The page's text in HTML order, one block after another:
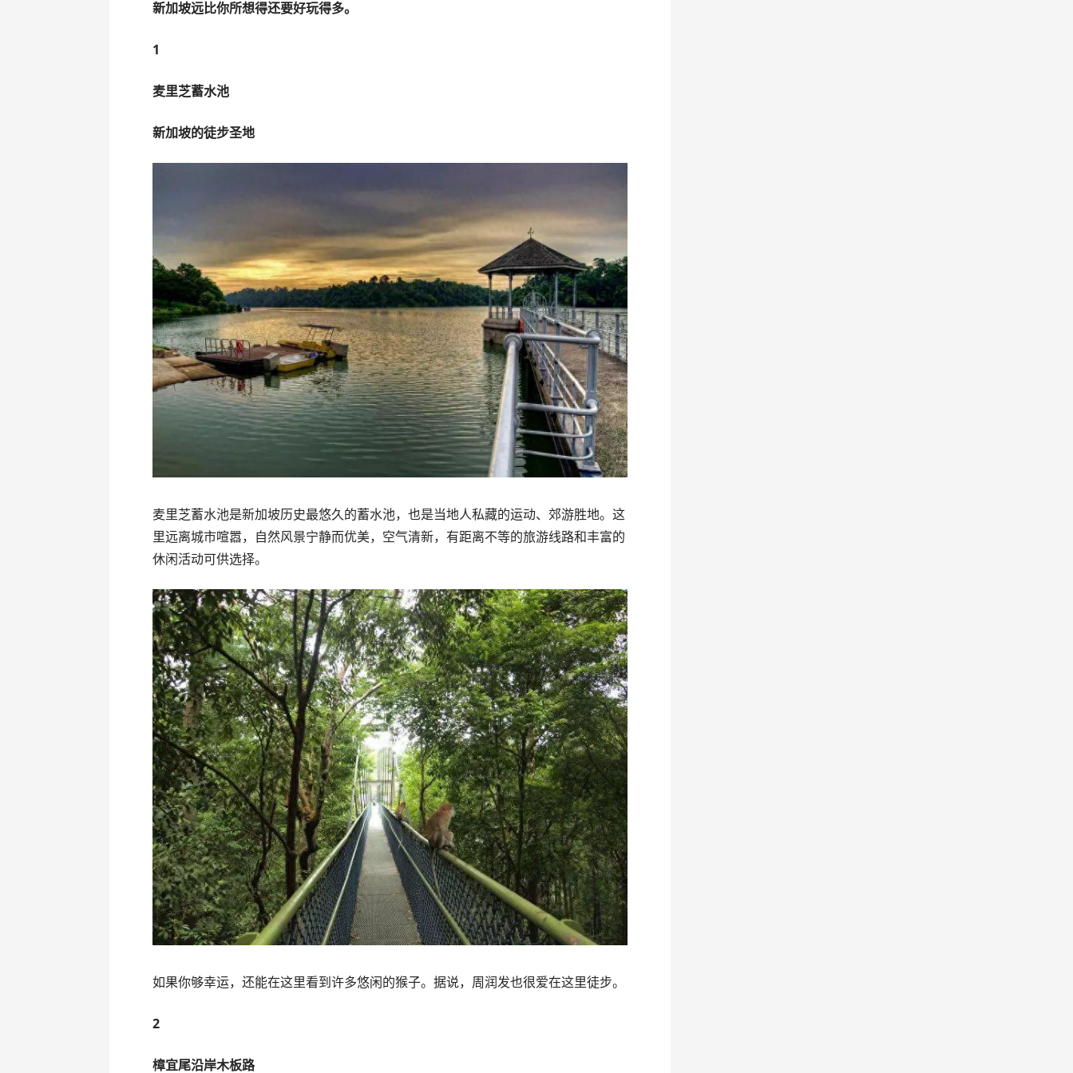
新加坡远比你所想得还要好玩得多。
1
麦里芝蓄水池
新加坡的徒步圣地
麦里芝蓄水池是新加坡历史最悠久的蓄水池，也是当地人私藏的运动、郊游胜地。这
里远离城市喧嚣，自然风景宁静而优美，空气清新，有距离不等的旅游线路和丰富的
休闲活动可供选择。
如果你够幸运，还能在这里看到许多悠闲的猴子。据说，周润发也很爱在这里徒步。
2
樟宜尾沿岸木板路